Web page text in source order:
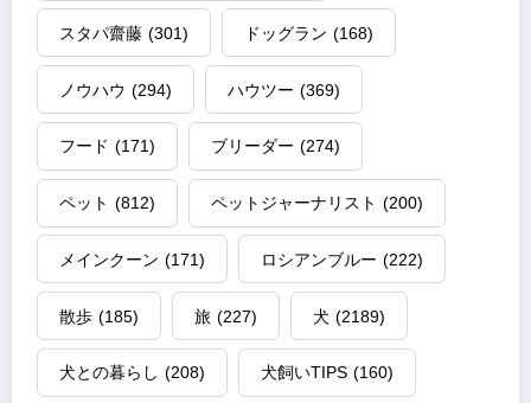
スタパ齋藤 (301) ドッグラン (168)
ノウハウ (294) ハウツー (369)
フード (171) ブリーダー (274)
ペット (812) ペットジャーナリスト (200)
メインクーン (171) ロシアンブルー (222)
散歩 (185) 旅 (227) 犬 (2189)
犬との暮らし (208) 犬飼いTIPS (160)